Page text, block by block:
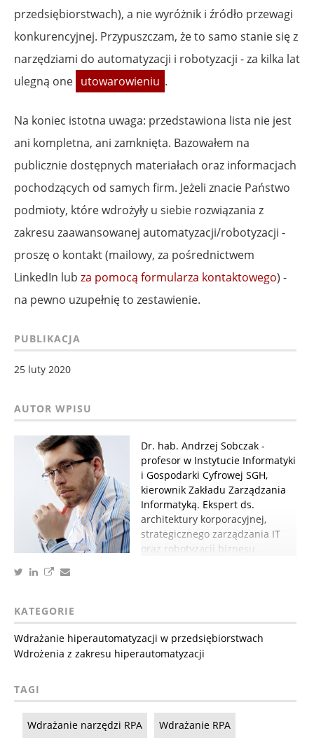
przedsiębiorstwach), a nie wyróżnik i źródło przewagi
konkurencyjnej. Przypuszczam, że to samo stanie się z
narzędziami do automatyzacji i robotyzacji - za kilka lat
ulegną one utowarowieniu .
Na koniec istotna uwaga: przedstawiona lista nie jest
ani kompletna, ani zamknięta. Bazowałem na
publicznie dostępnych materiałach oraz informacjach
pochodzących od samych firm. Jeżeli znacie Państwo
podmioty, które wdrożyły u siebie rozwiązania z
zakresu zaawansowanej automatyzacji/robotyzacji -
proszę o kontakt (mailowy, za pośrednictwem
LinkedIn lub za pomocą formularza kontaktowego) -
na pewno uzupełnię to zestawienie.
PUBLIKACJA
25 luty 2020
Dr. hab. Andrzej Sobczak -
profesor w Instytucie Informatyki
i Gospodarki Cyfrowej SGH,
kierownik Zakładu Zarządzania
Informatyką. Ekspert ds.
architektury korporacyjnej,
strategicznego zarządzania IT
oraz robotyzacji biznesu.
KATEGORIE
Wdrażanie hiperautomatyzacji w przedsiębiorstwach
Wdrożenia z zakresu hiperautomatyzacji
TAGI
Wdrażanie narzędzi RPA Wdrażanie RPA